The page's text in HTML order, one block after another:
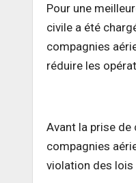
Pour une
civile a été
compagnies
réduire les
Avant la prise
compagnies
violation des lois